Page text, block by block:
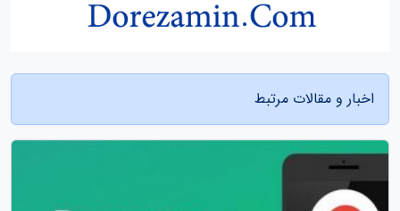
اخبار و مقالات مرتبط